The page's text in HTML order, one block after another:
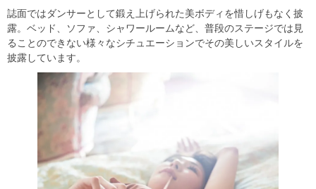
誌面ではダンサーとして鍛え上げられた美ボディを惜しげもなく披
露。ベッド、ソファ、シャワールームなど、普段のステージでは見
ることのできない様々なシチュエーションでその美しいスタイルを
披露しています。